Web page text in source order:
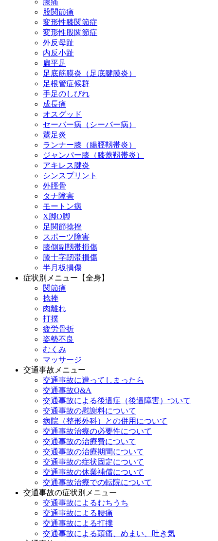
膝痛
股関節痛
変形性膝関節症
変形性股関節症
外反母趾
内反小趾
扁平足
足底筋膜炎（足底腱膜炎）
足根管症候群
手足のしびれ
成長痛
オスグッド
セーバー病（シーバー病）
鵞足炎
ランナー膝（腸脛靱帯炎）
ジャンパー膝（膝蓋靱帯炎）
アキレス腱炎
シンスプリント
外脛骨
タナ障害
モートン病
X脚O脚
足関節捻挫
スポーツ障害
膝側副靱帯損傷
膝十字靭帯損傷
半月板損傷
症状別メニュー【全身】
関節痛
捻挫
肉離れ
打撲
疲労骨折
姿勢不良
むくみ
マッサージ
交通事故メニュー
交通事故に遭ってしまったら
交通事故Q&A
交通事故による後遺症（後遺障害）ついて
交通事故の慰謝料について
病院（整形外科）との併用について
交通事故治療の必要性について
交通事故の治療費について
交通事故の治療期間について
交通事故の症状固定について
交通事故の休業補償について
交通事故治療での転院について
交通事故の症状別メニュー
交通事故によるむちうち
交通事故による腰痛
交通事故による打撲
交通事故による頭痛、めまい、吐き気